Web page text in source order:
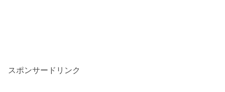
スポンサードリンク